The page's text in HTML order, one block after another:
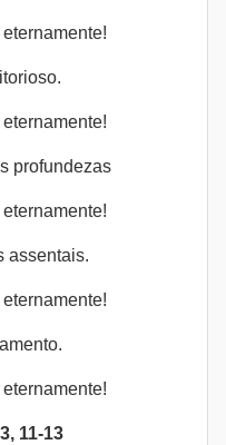
profundezas
assentais.
11-13